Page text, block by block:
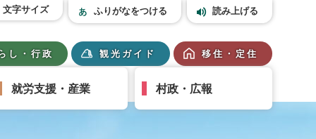
文字サイズ ふりがなをつける 読み上げる
し・行政 観光ガイド 移住・定住
就労支援・産業 村政・広報